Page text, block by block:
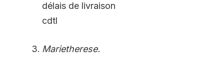
délais de livraison
cdtl
Marietherese.